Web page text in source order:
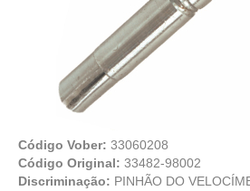
Código Vober: 33060208
Código Original: 33482-98002
Discriminação: PINHÃO DO